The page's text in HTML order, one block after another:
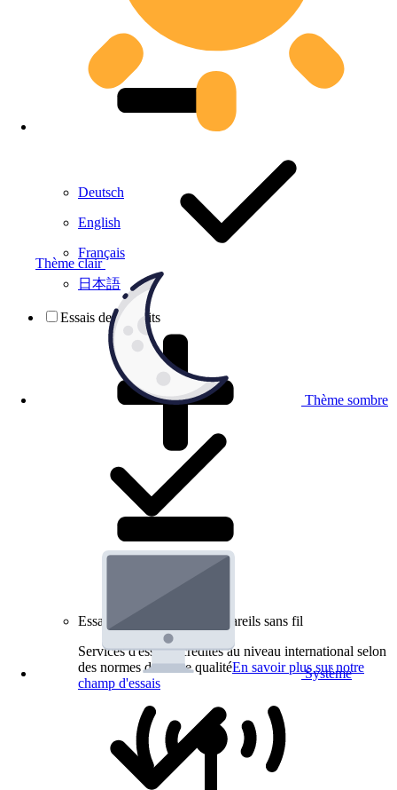
Thème clair
Thème sombre
Système
Deutsch
English
Français
日本語
Essais de produits
Essais de produits pour appareils sans fil
Services d'essai accrédités au niveau international selon
des normes de haute qualitéEn savoir plus sur notre
champ d'essais